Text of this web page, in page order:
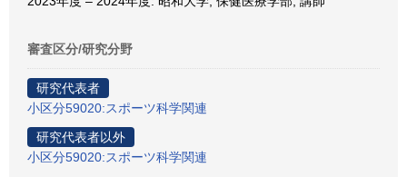
審査区分/研究分野
研究代表者
小区分59020:スポーツ科学関連
研究代表者以外
小区分59020:スポーツ科学関連